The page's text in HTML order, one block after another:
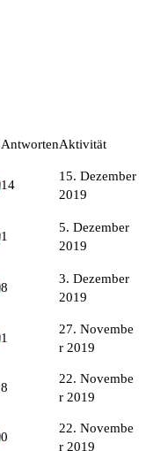
AntwortenAktivität
14
15. Dezember
2019
1
5. Dezember
2019
8
3. Dezember
2019
1
27. Novembe
r 2019
8
22. Novembe
r 2019
0
22. Novembe
r 2019